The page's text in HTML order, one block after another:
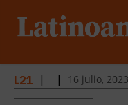
L21 | | 16 julio, 2023